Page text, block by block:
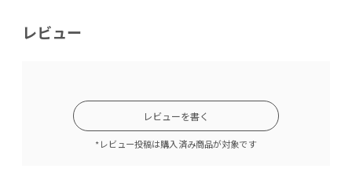
レビュー
レビューを書く
*レビュー投稿は購入済み商品が対象です